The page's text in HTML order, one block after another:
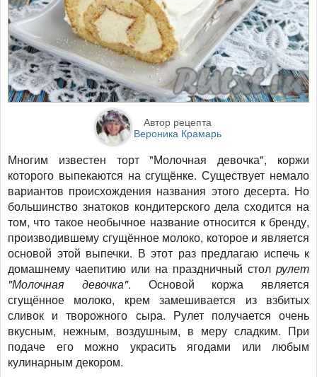
Автор рецепта
Вероника Крамарь
Многим известен торт "Молочная девочка", коржи
которого выпекаются на сгущёнке. Существует немало
вариантов происхождения названия этого десерта. Но
большинство знатоков кондитерского дела сходится на
том, что такое необычное название относится к бренду,
производившему сгущённое молоко, которое и является
основой этой выпечки. В этот раз предлагаю испечь к
домашнему чаепитию или на праздничный стол рулет
"Молочная девочка". Основой коржа является
сгущённое молоко, крем замешивается из взбитых
сливок и творожного сыра. Рулет получается очень
вкусным, нежным, воздушным, в меру сладким. При
подаче его можно украсить ягодами или любым
кулинарным декором.